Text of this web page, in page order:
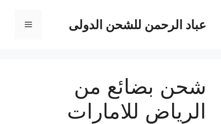
المحتوىعباد الرحمن للشحن الدولى القائمة
شحن بضائع من
الرياض للامارات